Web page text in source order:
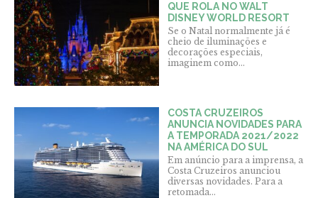
QUE ROLA NO WALT
DISNEY WORLD RESORT
Se o Natal normalmente já é
cheio de iluminações e
decorações especiais,
imaginem como...
COSTA CRUZEIROS
ANUNCIA NOVIDADES PARA
A TEMPORADA 2021/2022
NA AMÉRICA DO SUL
Em anúncio para a imprensa, a
Costa Cruzeiros anunciou
diversas novidades. Para a
retomada...